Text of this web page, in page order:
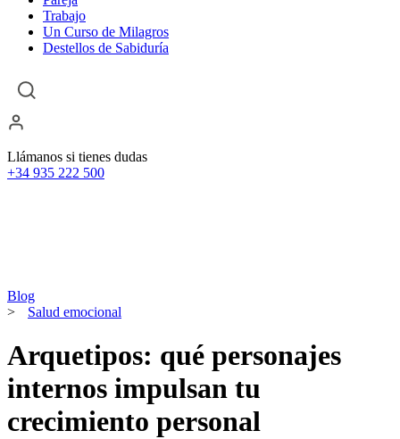
Trabajo
Un Curso de Milagros
Destellos de Sabiduría
Llámanos si tienes dudas
+34 935 222 500
Blog
>
Salud emocional
Arquetipos: qué personajes
internos impulsan tu
crecimiento personal